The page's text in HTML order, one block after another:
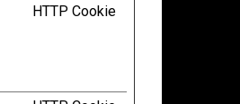
HTTP Cookie